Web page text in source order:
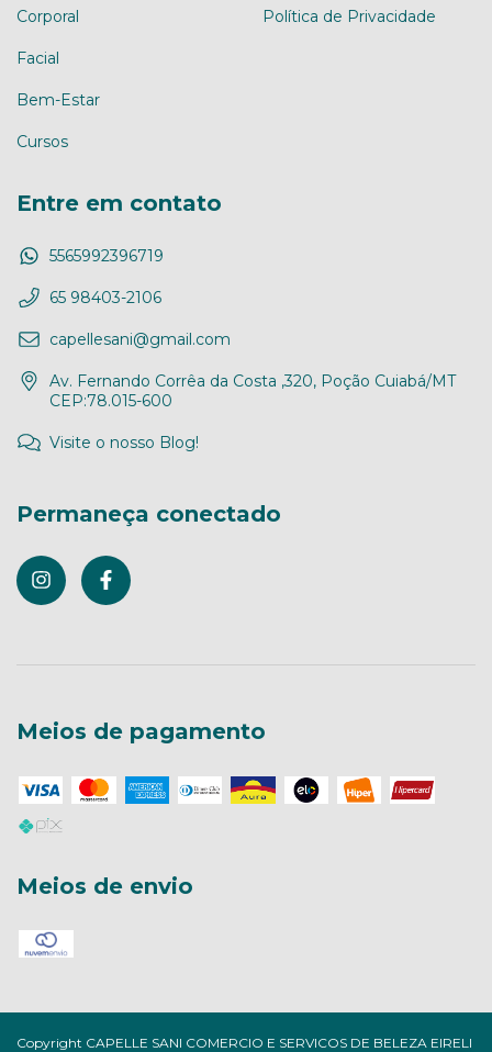
Corporal
Facial
Bem-Estar
Cursos
Política de Privacidade
Entre em contato
5565992396719
65 98403-2106
capellesani@gmail.com
Av. Fernando Corrêa da Costa ,320, Poção Cuiabá/MT
CEP:78.015-600
Visite o nosso Blog!
Permaneça conectado
Meios de pagamento
Meios de envio
Copyright CAPELLE SANI COMERCIO E SERVICOS DE BELEZA EIRELI